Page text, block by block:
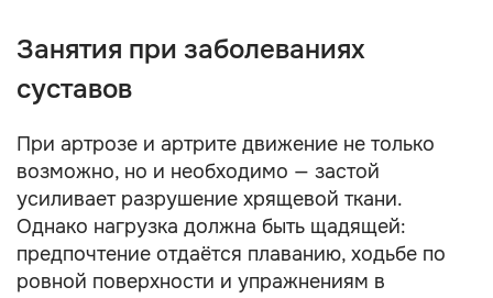
Занятия при заболеваниях
суставов
При артрозе и артрите движение не только
возможно, но и необходимо — застой
усиливает разрушение хрящевой ткани.
Однако нагрузка должна быть щадящей:
предпочтение отдаётся плаванию, ходьбе по
ровной поверхности и упражнениям в